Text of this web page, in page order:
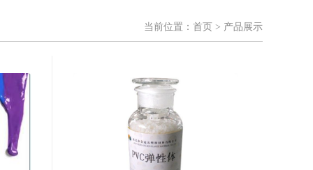
当前位置： 首页 > 产品展示